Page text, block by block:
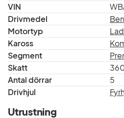
VIN
Drivmedel
Motortyp
Kaross
Segment
Skatt
Antal dörrar
5
Drivhjul
Utrustning